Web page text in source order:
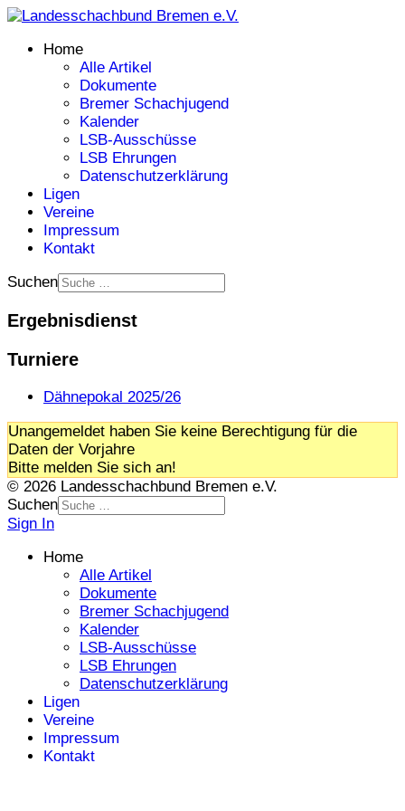
Home
Alle Artikel
Dokumente
Bremer Schachjugend
Kalender
LSB-Ausschüsse
LSB Ehrungen
Datenschutzerklärung
Ligen
Vereine
Impressum
Kontakt
Suchen
Ergebnisdienst
Turniere
Dähnepokal 2025/26
Unangemeldet haben Sie keine Berechtigung für die
Daten der Vorjahre
Bitte melden Sie sich an!
© 2026 Landesschachbund Bremen e.V.
Suchen
Sign In
Home
Alle Artikel
Dokumente
Bremer Schachjugend
Kalender
LSB-Ausschüsse
LSB Ehrungen
Datenschutzerklärung
Ligen
Vereine
Impressum
Kontakt